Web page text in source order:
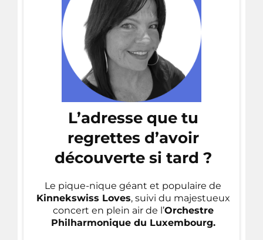
L’adresse que tu
regrettes d’avoir
découverte si tard ?
Le pique-nique géant et populaire de
Kinnekswiss Loves, suivi du majestueux
concert en plein air de l’Orchestre
Philharmonique du Luxembourg.